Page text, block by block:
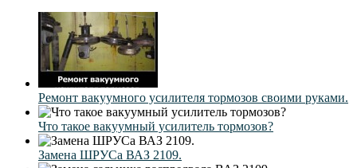
Ремонт вакуумного усилителя тормозов своими руками.
Что такое вакуумный усилитель тормозов?
Замена ШРУСа ВАЗ 2109.